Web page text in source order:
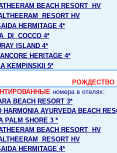
BEACH RESORT HV
RESORT HV
HERMITAGE 4*
DI COCCO 4*
ISLAND 4*
HERITAGE 4*
KEMPINSKII 5*
РОЖДЕСТВО
номера в отелях:
BEACH RESORT 3*
HARMONIA AYURVEDA BEACH
PALM SHORE 3 *
BEACH RESORT HV
RESORT HV
HERMITAGE 4*